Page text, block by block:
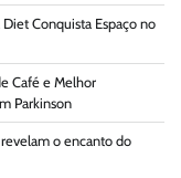
Conquista Espaço no
Café e Melhor
Parkinson
o encanto do